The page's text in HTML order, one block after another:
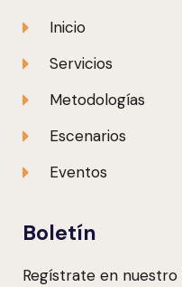
Inicio
Servicios
Metodologías
Escenarios
Eventos
Boletín
Regístrate en